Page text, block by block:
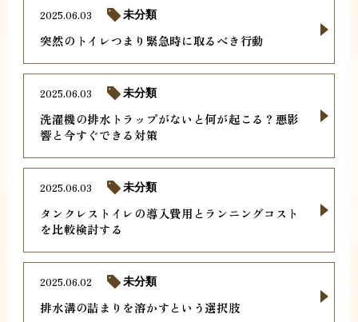
突然のトイレつまり緊急時に取るべき行動
2025.06.03 未分類
洗濯機の排水トラップがないと何が起こる？悪影
響と今すぐできる対策
2025.06.03 未分類
タンクレストイレの導入費用とランニングコスト
を比較検討する
2025.06.03 未分類
排水溝の詰まりを溶かすという選択肢
2025.06.02 未分類